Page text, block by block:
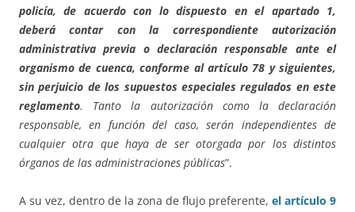
policía, de acuerdo con lo dispuesto en el apartado 1,
deberá contar con la correspondiente autorización
administrativa previa o declaración responsable ante el
organismo de cuenca, conforme al artículo 78 y siguientes,
sin perjuicio de los supuestos especiales regulados en este
reglamento. Tanto la autorización como la declaración
responsable, en función del caso, serán independientes de
cualquier otra que haya de ser otorgada por los distintos
órganos de las administraciones públicas”.
A su vez, dentro de la zona de flujo preferente, el artículo 9